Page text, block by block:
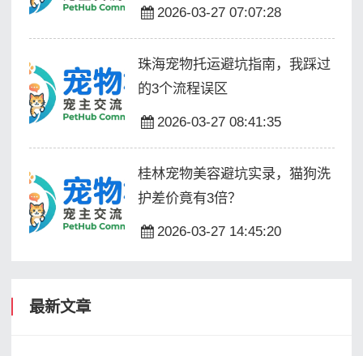
2026-03-27 07:07:28
珠海宠物托运避坑指南，我踩过
的3个流程误区
2026-03-27 08:41:35
桂林宠物美容避坑实录，猫狗洗
护差价竟有3倍？
2026-03-27 14:45:20
最新文章